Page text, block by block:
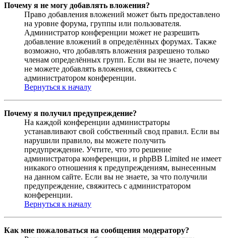
Почему я не могу добавлять вложения?
Право добавления вложений может быть предоставлено
на уровне форума, группы или пользователя.
Администратор конференции может не разрешить
добавление вложений в определённых форумах. Также
возможно, что добавлять вложения разрешено только
членам определённых групп. Если вы не знаете, почему
не можете добавлять вложения, свяжитесь с
администратором конференции.
Вернуться к началу
Почему я получил предупреждение?
На каждой конференции администраторы
устанавливают свой собственный свод правил. Если вы
нарушили правило, вы можете получить
предупреждение. Учтите, что это решение
администратора конференции, и phpBB Limited не имеет
никакого отношения к предупреждениям, вынесенным
на данном сайте. Если вы не знаете, за что получили
предупреждение, свяжитесь с администратором
конференции.
Вернуться к началу
Как мне пожаловаться на сообщения модератору?